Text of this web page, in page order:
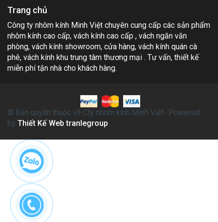
Trang chủ
Công ty nhôm kính Minh Việt chuyên cung cấp các sản phẩm
nhôm kính cao cấp, vách kính cao cấp , vách ngăn văn
phòng, vách kính showroom, cửa hàng, vách kính quán cà
phê, vách kính khu trung tâm thương mại . Tư vấn, thiết kế
miễn phí tận nhà cho khách hàng.
© Bản quyền thuộc về Cty nhôm kính Minh Việt- Powered
by Thiết Kế Web tranlegroup